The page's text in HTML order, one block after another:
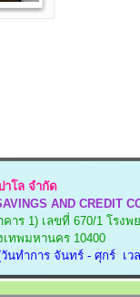
าโล จำกัด
AND CREDIT
าร 1) เลขที่ 670/1 โรง
ทพมหานคร 10400
วันทำการ จันทร์ - ศุกร์ เว